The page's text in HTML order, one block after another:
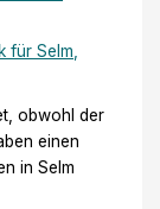
für Selm,
obwohl der
einen
in Selm